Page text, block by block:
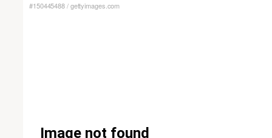
#150445488/gettyimages.com